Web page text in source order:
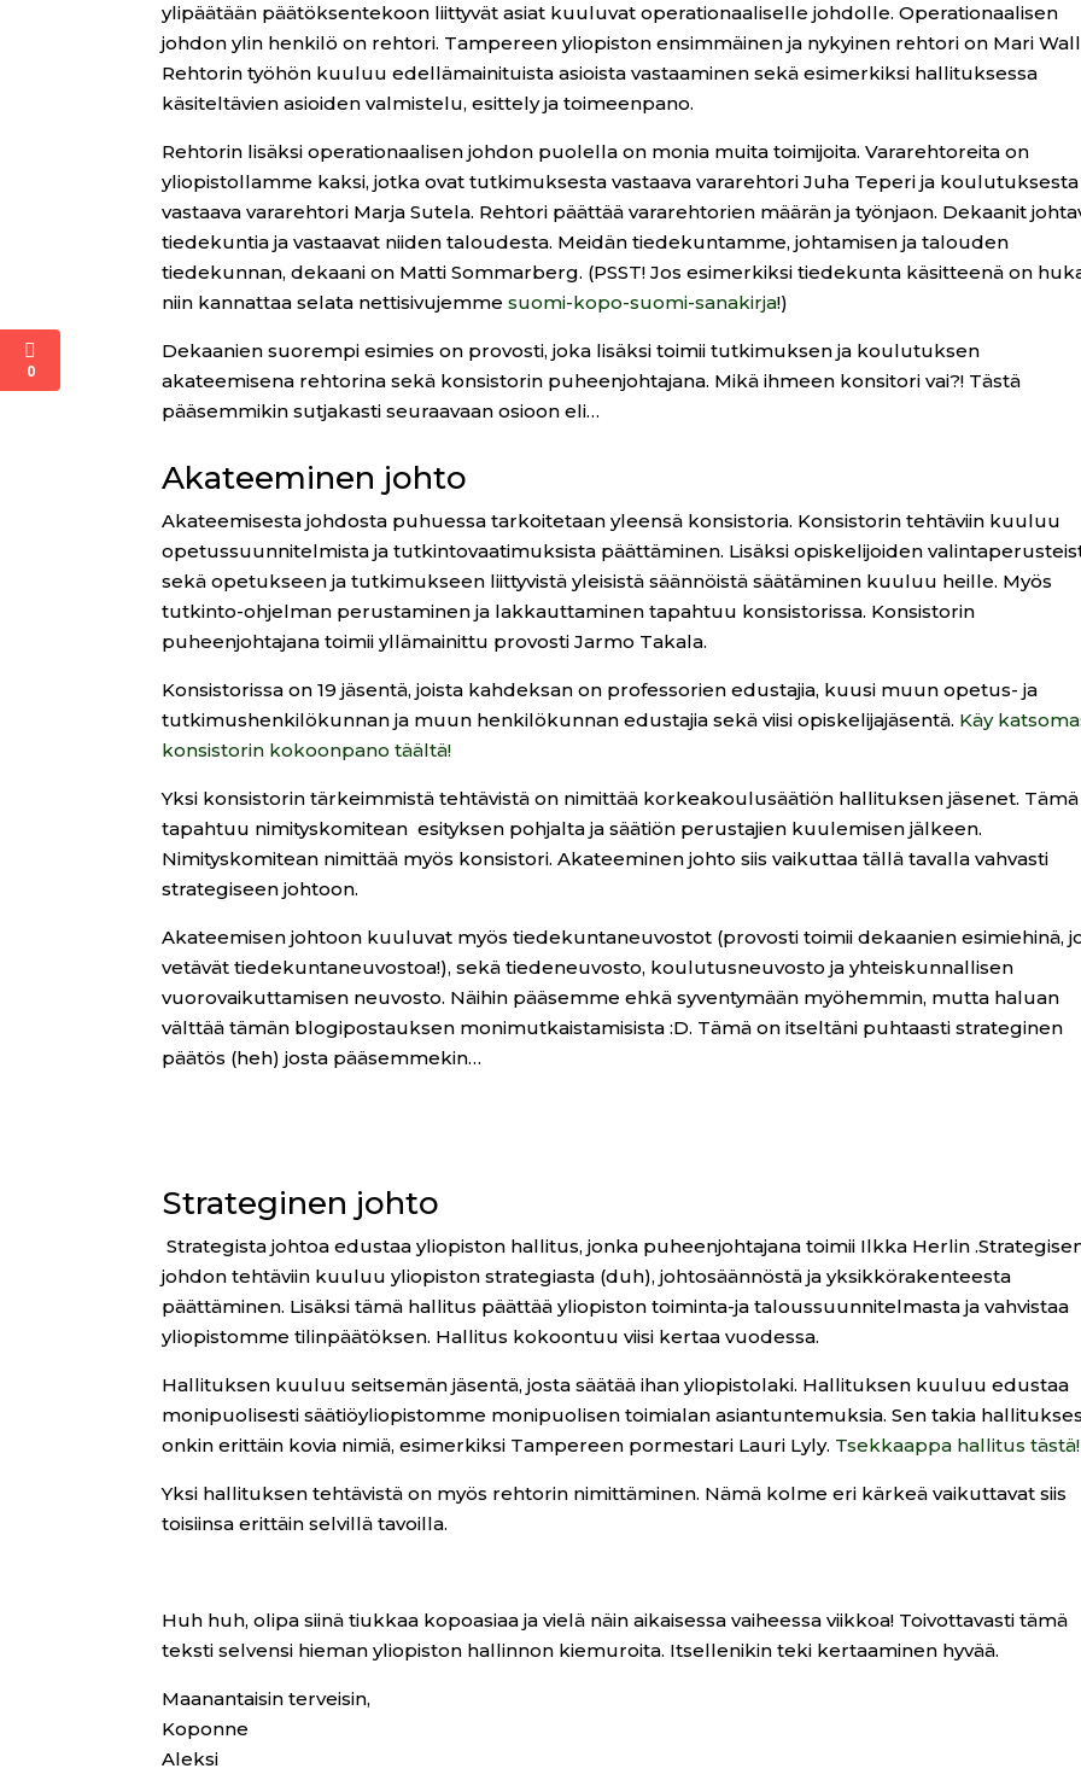
ylipäätään päätöksentekoon liittyvät asiat kuuluvat operationaaliselle johdolle. Operationaalisen
johdon ylin henkilö on rehtori. Tampereen yliopiston ensimmäinen ja nykyinen rehtori on Mari
Rehtorin työhön kuuluu edellämainituista asioista vastaaminen sekä esimerkiksi hallituksessa
käsiteltävien asioiden valmistelu, esittely ja toimeenpano.
Rehtorin lisäksi operationaalisen johdon puolella on monia muita toimijoita. Vararehtoreita on
yliopistollamme kaksi, jotka ovat tutkimuksesta vastaava vararehtori Juha Teperi ja koulutuksesta
vastaava vararehtori Marja Sutela. Rehtori päättää vararehtorien määrän ja työnjaon. Dekaanit
tiedekuntia ja vastaavat niiden taloudesta. Meidän tiedekuntamme, johtamisen ja talouden
tiedekunnan, dekaani on Matti Sommarberg. (PSST! Jos esimerkiksi tiedekunta käsitteenä on
niin kannattaa selata nettisivujemmesuomi-kopo-suomi-sanakirja!)
Dekaanien suorempi esimies on provosti, joka lisäksi toimii tutkimuksen ja koulutuksen
akateemisena rehtorina sekä konsistorin puheenjohtajana. Mikä ihmeen konsitori vai?! Tästä
pääsemmikin sutjakasti seuraavaan osioon eli…
Akateeminen johto
Akateemisesta johdosta puhuessa tarkoitetaan yleensä konsistoria. Konsistorin tehtäviin kuuluu
opetussuunnitelmista ja tutkintovaatimuksista päättäminen. Lisäksi opiskelijoiden
sekä opetukseen ja tutkimukseen liittyvistä yleisistä säännöistä säätäminen kuuluu heille. Myös
tutkinto-ohjelman perustaminen ja lakkauttaminen tapahtuu konsistorissa. Konsistorin
puheenjohtajana toimii yllämainittu provosti Jarmo Takala.
Konsistorissa on 19 jäsentä, joista kahdeksan on professorien edustajia, kuusi muun opetus- ja
tutkimushenkilökunnan ja muun henkilökunnan edustajia sekä viisi opiskelijajäsentä. Käy
konsistorin kokoonpano täältä!
Yksi konsistorin tärkeimmistä tehtävistä on nimittää korkeakoulusäätiön hallituksen jäsenet. Tämä
tapahtuu nimityskomitean esityksen pohjalta ja säätiön perustajien kuulemisen jälkeen.
Nimityskomitean nimittää myös konsistori. Akateeminen johto siis vaikuttaa tällä tavalla vahvasti
strategiseen johtoon.
Akateemisen johtoon kuuluvat myös tiedekuntaneuvostot (provosti toimii dekaanien esimiehinä,
vetävät tiedekuntaneuvostoa!), sekä tiedeneuvosto, koulutusneuvosto ja yhteiskunnallisen
vuorovaikuttamisen neuvosto. Näihin pääsemme ehkä syventymään myöhemmin, mutta haluan
välttää tämän blogipostauksen monimutkaistamisista :D. Tämä on itseltäni puhtaasti strateginen
päätös (heh) josta pääsemmekin…
Strateginen johto
Strategista johtoa edustaa yliopiston hallitus, jonka puheenjohtajana toimii Ilkka Herlin
johdon tehtäviin kuuluu yliopiston strategiasta (duh), johtosäännöstä ja yksikkörakenteesta
päättäminen. Lisäksi tämä hallitus päättää yliopiston toiminta-ja taloussuunnitelmasta ja vahvistaa
yliopistomme tilinpäätöksen. Hallitus kokoontuu viisi kertaa vuodessa.
Hallituksen kuuluu seitsemän jäsentä, josta säätää ihan yliopistolaki. Hallituksen kuuluu edustaa
monipuolisesti säätiöyliopistomme monipuolisen toimialan asiantuntemuksia. Sen takia
onkin erittäin kovia nimiä, esimerkiksi Tampereen pormestari Lauri Lyly. Tsekkaappa hallitus tästä!
Yksi hallituksen tehtävistä on myös rehtorin nimittäminen. Nämä kolme eri kärkeä vaikuttavat siis
toisiinsa erittäin selvillä tavoilla.
Huh huh, olipa siinä tiukkaa kopoasiaa ja vielä näin aikaisessa vaiheessa viikkoa! Toivottavasti tämä
teksti selvensi hieman yliopiston hallinnon kiemuroita. Itsellenikin teki kertaaminen hyvää.
Maanantaisin terveisin,
Koponne
Aleksi
0